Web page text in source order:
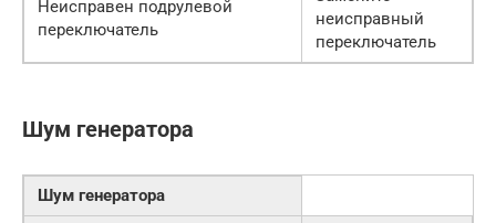
Неисправен подрулевой
переключатель
неисправный
переключатель
Шум генератора
Шум генератора